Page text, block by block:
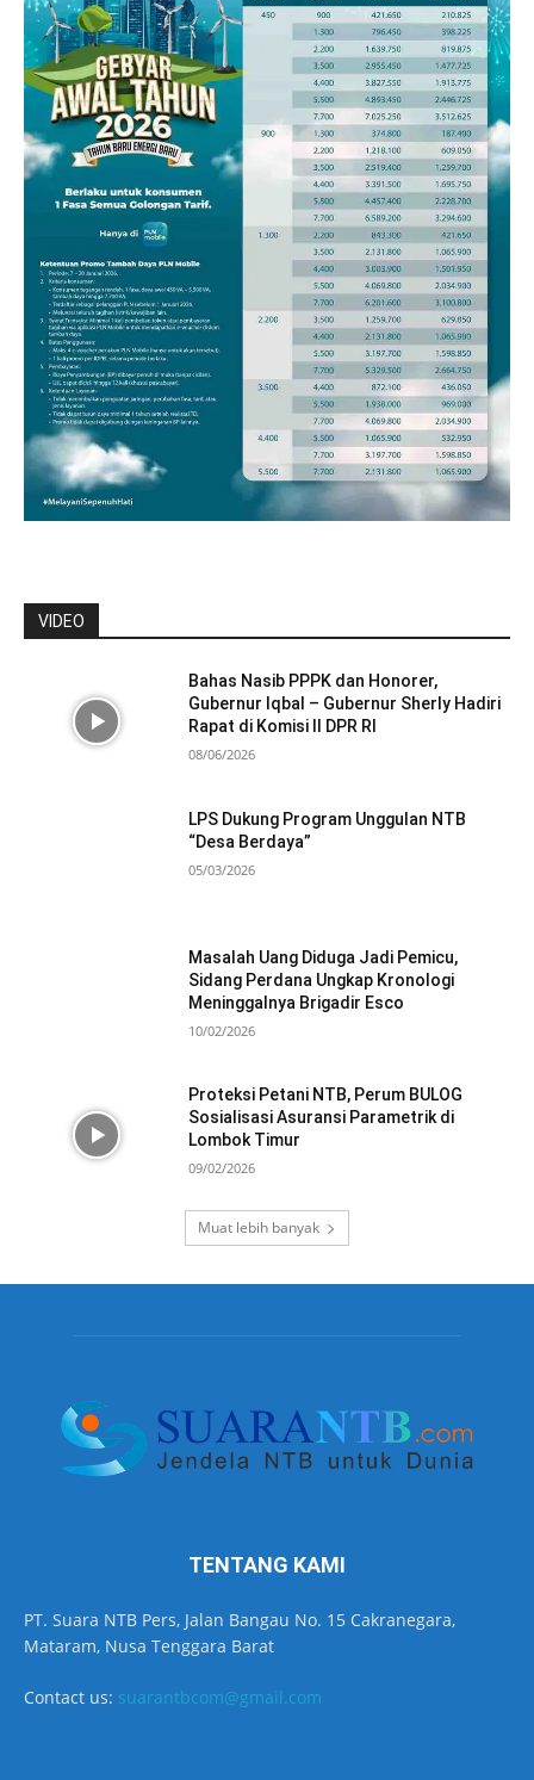
VIDEO
Bahas Nasib PPPK dan Honorer,
Gubernur Iqbal – Gubernur Sherly Hadiri
Rapat di Komisi II DPR RI
08/06/2026
LPS Dukung Program Unggulan NTB
“Desa Berdaya”
05/03/2026
Masalah Uang Diduga Jadi Pemicu,
Sidang Perdana Ungkap Kronologi
Meninggalnya Brigadir Esco
10/02/2026
Proteksi Petani NTB, Perum BULOG
Sosialisasi Asuransi Parametrik di
Lombok Timur
09/02/2026
Muat lebih banyak
TENTANG KAMI
PT. Suara NTB Pers, Jalan Bangau No. 15 Cakranegara,
Mataram, Nusa Tenggara Barat
Contact us: suarantbcom@gmail.com